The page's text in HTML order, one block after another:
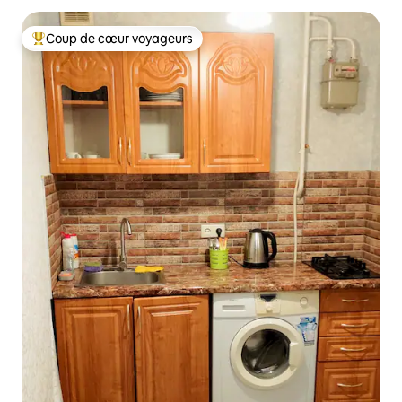
Coups de cœur voyageurs les plus appréciés
Coup de cœur voyageurs